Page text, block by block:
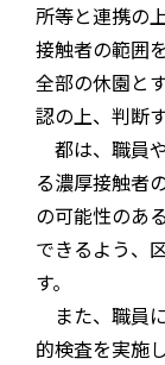
所等と連携の
接触者の範囲
全部の休園と
認の上、判断
都は、職員
る濃厚接触者
の可能性のあ
できるよう、
す。
また、職員
的検査を実施